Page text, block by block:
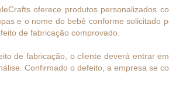
oferece produtos personalizados
e o nome do bebê conforme solicitado
de fabricação comprovado.
de fabricação, o cliente deverá entrar
Confirmado o defeito, a empresa se